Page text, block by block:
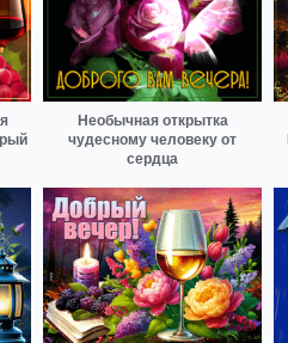
Необычная открытка
чудесному человеку от
сердца